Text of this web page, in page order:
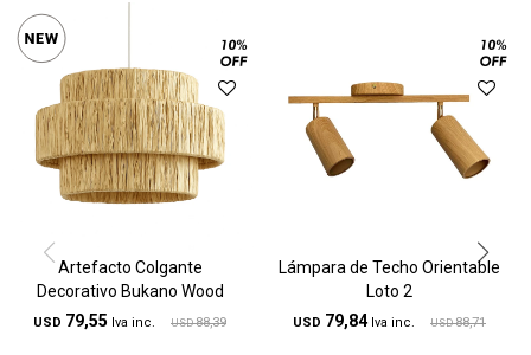
Artefacto Colgante
Decorativo Bukano Wood
USD 79,55 USD 88,39
Lámpara de Techo Orientable
Loto 2
USD 79,84 USD 88,71